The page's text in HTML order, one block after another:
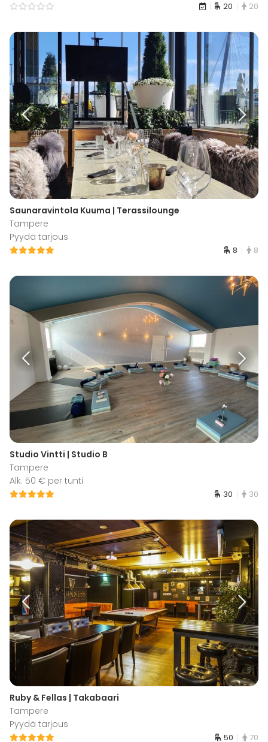
20 20
Saunaravintola Kuuma | Terassilounge
Tampere
Pyydä tarjous
8 8
Studio Vintti | Studio B
Tampere
Alk. 50 € per tunti
30 30
Ruby & Fellas | Takabaari
Tampere
Pyydä tarjous
50 70